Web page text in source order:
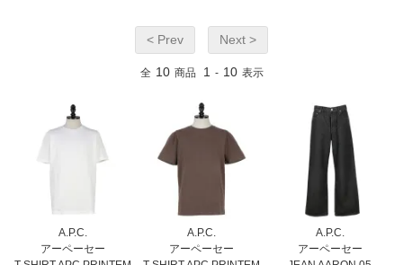
< Prev Next >
全 10 商品 1 - 10 表示
A.P.C.
アーペーセー
A.P.C.
アーペーセー
A.P.C.
アーペーセー